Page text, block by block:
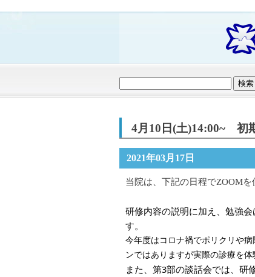
4月10日(土)14:00~ 初
2021年03月17日
当院は、下記の日程でZOOM
研修内容の説明に加え、勉強
す。
今年度はコロナ禍でポリクリや
ンではありますが実際の診療を体
また、第3部の談話会では、研